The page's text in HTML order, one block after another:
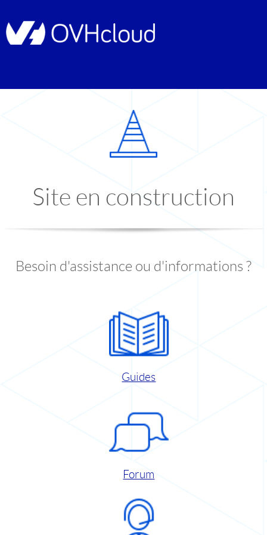
Site en construction
Besoin d'assistance ou d'informations ?
Guides
Forum